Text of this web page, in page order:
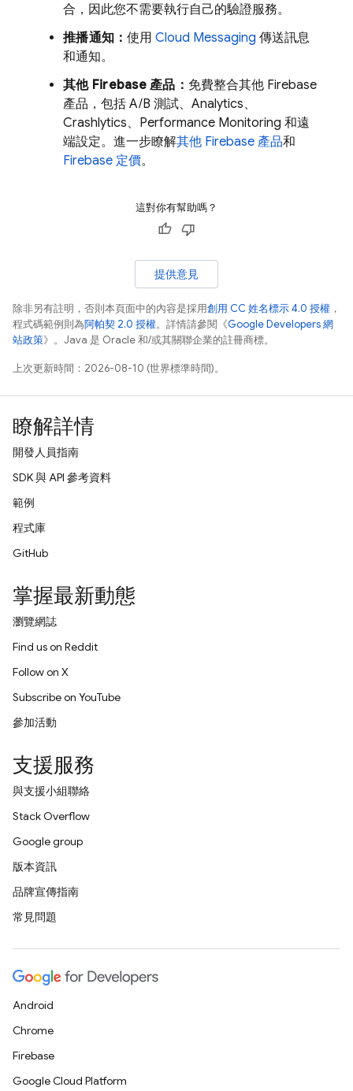
合，因此您不需要執行自己的驗證服務。
推播通知：使用Cloud Messaging 傳送訊息
和通知。
其他 Firebase 產品： 免費整合其他 Firebase
產品，包括 A/B 測試、Analytics、
Crashlytics、Performance Monitoring 和遠
端設定。進一步瞭解其他 Firebase 產品和
Firebase 定價。
這對你有幫助嗎？
提供意見
除非另有註明，否則本頁面中的內容是採用創用 CC 姓名標示 4.0 授權 ，
程式碼範例則為阿帕契 2.0 授權。詳情請參閱《Google Developers 網
站政策》。Java 是 Oracle 和/或其關聯企業的註冊商標。
上次更新時間：2026-08-10 (世界標準時間)。
瞭解詳情
開發人員指南
SDK 與 API 參考資料
範例
程式庫
GitHub
掌握最新動態
瀏覽網誌
Find us on Reddit
Follow on X
Subscribe on YouTube
參加活動
支援服務
與支援小組聯絡
Stack Overflow
Google group
版本資訊
品牌宣傳指南
常見問題
Android
Chrome
Firebase
Google Cloud Platform